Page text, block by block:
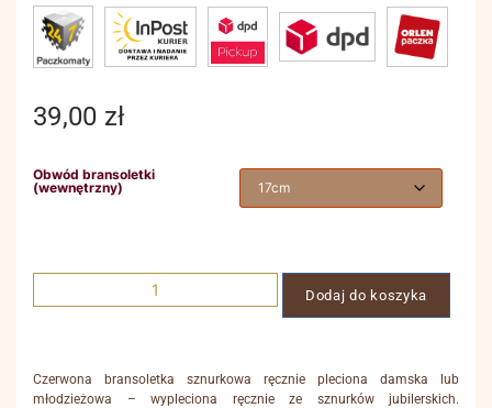
39,00 zł
Obwód bransoletki
(wewnętrzny)
Dodaj do koszyka
Czerwona bransoletka sznurkowa ręcznie pleciona damska lub
młodzieżowa – wypleciona ręcznie ze sznurków jubilerskich.